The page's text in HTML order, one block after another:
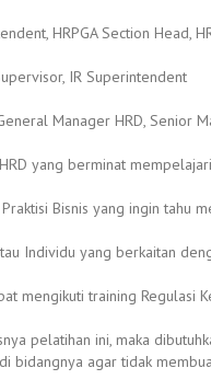
HRPGA Section Head,
IR Superintendent
Manager HRD, Senior
yang berminat
Bisnis yang ingin tahu
Individu yang berkaitan
mengikuti training Regulasi
pelatihan ini, maka
bidangnya agar tidak